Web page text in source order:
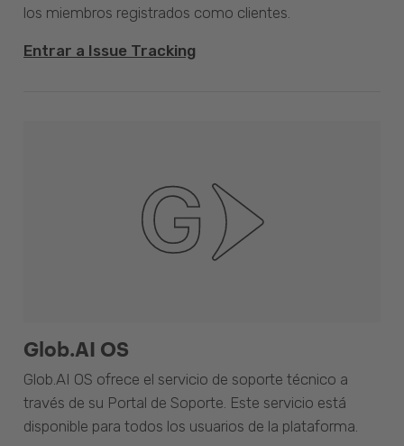
los miembros registrados como clientes.
Entrar a Issue Tracking
Glob.AI OS
Glob.AI OS ofrece el servicio de soporte técnico a
través de su Portal de Soporte. Este servicio está
disponible para todos los usuarios de la plataforma.